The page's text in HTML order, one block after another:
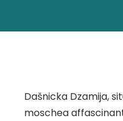
Dašnicka Dzamija,
moschea